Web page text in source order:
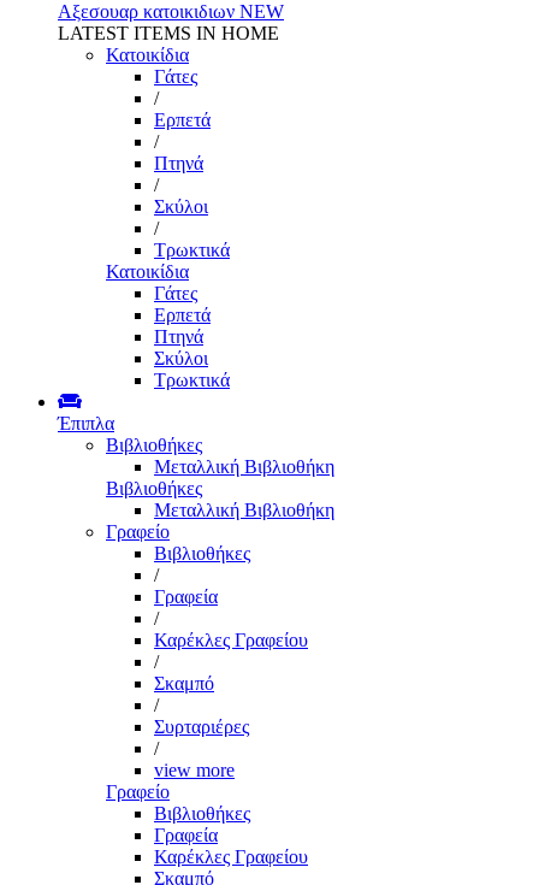
Αξεσουαρ κατοικιδιων NEW
LATEST ITEMS IN HOME
Κατοικίδια
Γάτες
/
Ερπετά
/
Πτηνά
/
Σκύλοι
/
Τρωκτικά
Κατοικίδια
Γάτες
Ερπετά
Πτηνά
Σκύλοι
Τρωκτικά
Έπιπλα
Βιβλιοθήκες
Μεταλλική Βιβλιοθήκη
Βιβλιοθήκες
Μεταλλική Βιβλιοθήκη
Γραφείο
Βιβλιοθήκες
/
Γραφεία
/
Καρέκλες Γραφείου
/
Σκαμπό
/
Συρταριέρες
/
view more
Γραφείο
Βιβλιοθήκες
Γραφεία
Καρέκλες Γραφείου
Σκαμπό